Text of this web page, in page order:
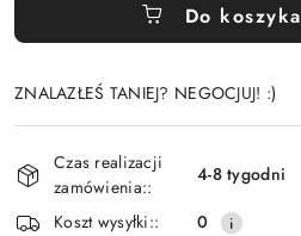
Do koszyka
ZNALAZŁEŚ TANIEJ? NEGOCJUJ! :)
Dostępność
i
dostawa
Czas realizacji
zamówienia::
4-8 tygodni
Koszt wysyłki::
0